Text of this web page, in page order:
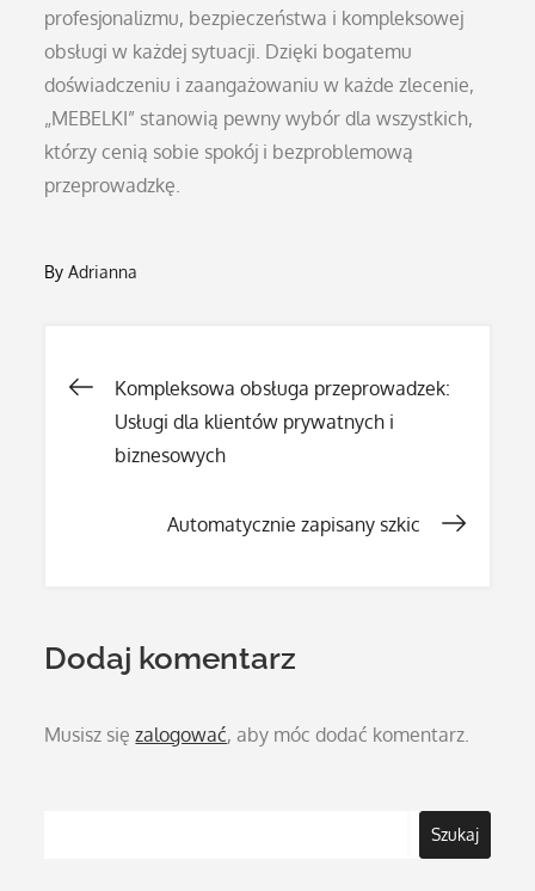
profesjonalizmu, bezpieczeństwa i kompleksowej
obsługi w każdej sytuacji. Dzięki bogatemu
doświadczeniu i zaangażowaniu w każde zlecenie,
„MEBELKI” stanowią pewny wybór dla wszystkich,
którzy cenią sobie spokój i bezproblemową
przeprowadzkę.
ByAdrianna
Nawigacja
wpisu
Kompleksowa obsługa przeprowadzek:
Usługi dla klientów prywatnych i
biznesowych
Automatycznie zapisany szkic
Dodaj komentarz
Musisz sięzalogować, aby móc dodać komentarz.
Szukaj